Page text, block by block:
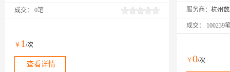
Uniapp+后台无加密源代码
成交： 0笔
￥ 1 /次
查看详情
证二要素-实名
证-身份证实名
方权威数据，
服务商：
成交： 100239
￥0/次